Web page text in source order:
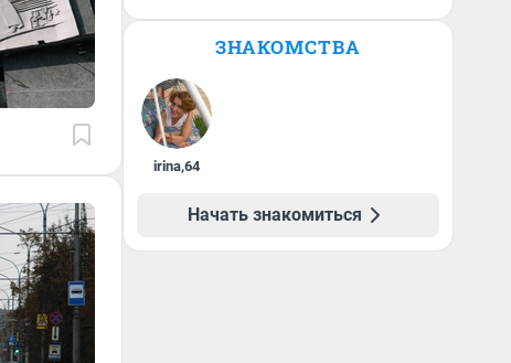
ЗНАКОМСТВА
irina,64
Начать знакомиться